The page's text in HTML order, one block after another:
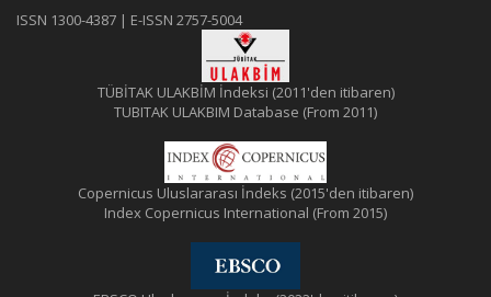
ISSN 1300-4387 | E-ISSN 2757-5004
TÜBİTAK ULAKBİM İndeksi (2011'den itibaren)
TUBITAK ULAKBIM Database (From 2011)
Copernicus Uluslararası İndeks (2015'den itibaren)
Index Copernicus International (From 2015)